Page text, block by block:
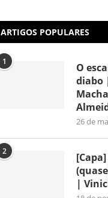
ARTIGOS POPULARES
1
O
diabo
26 de
2
|